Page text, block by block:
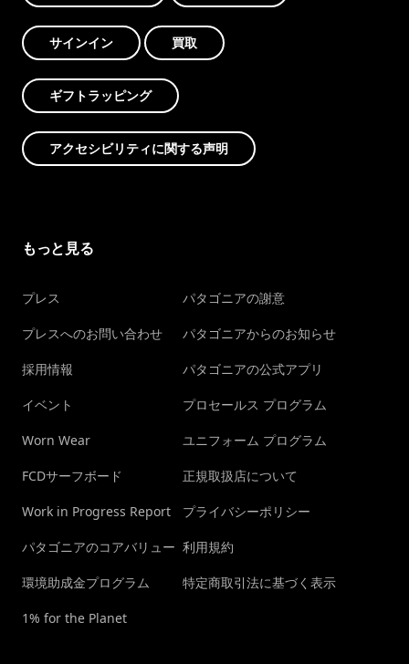
サインイン 買取
ギフトラッピング
アクセシビリティに関する声明
もっと見る
プレス
プレスへのお問い合わせ
採用情報
イベント
Worn Wear
FCDサーフボード
Work in Progress Report
パタゴニアのコアバリュー
環境助成金プログラム
1% for the Planet
パタゴニアの謝意
パタゴニアからのお知らせ
パタゴニアの公式アプリ
プロセールス プログラム
ユニフォーム プログラム
正規取扱店について
プライバシーポリシー
利用規約
特定商取引法に基づく表示